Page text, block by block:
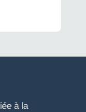
à la